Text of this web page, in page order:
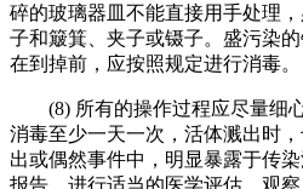
碎的玻璃器皿不能直接用手处理
子和簸箕、夹子或镊子。盛污染
在到掉前，应按照规定进行消毒。
(8) 所有的操作过程应尽量细
消毒至少一天一次，活体溅出时
出或偶然事件中，明显暴露于传